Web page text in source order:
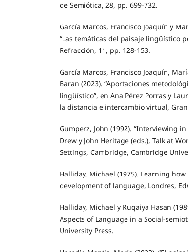
de Semiótica, 28, pp. 699-732.
García Marcos, Francisco Joaquín y
“Las temáticas del paisaje lingüístico
Refracción, 11, pp. 128-153.
García Marcos, Francisco Joaquín,
Baran (2023). “Aportaciones
lingüístico”, en Ana Pérez Porras y
la distancia e intercambio virtual,
Gumperz, John (1992). “Interviewing
Drew y John Heritage (eds.), Talk at
Settings, Cambridge, Cambridge
Halliday, Michael (1975). Learning
development of language, Londres,
Halliday, Michael y Ruqaiya Hasan
Aspects of Language in a Social-
University Press.